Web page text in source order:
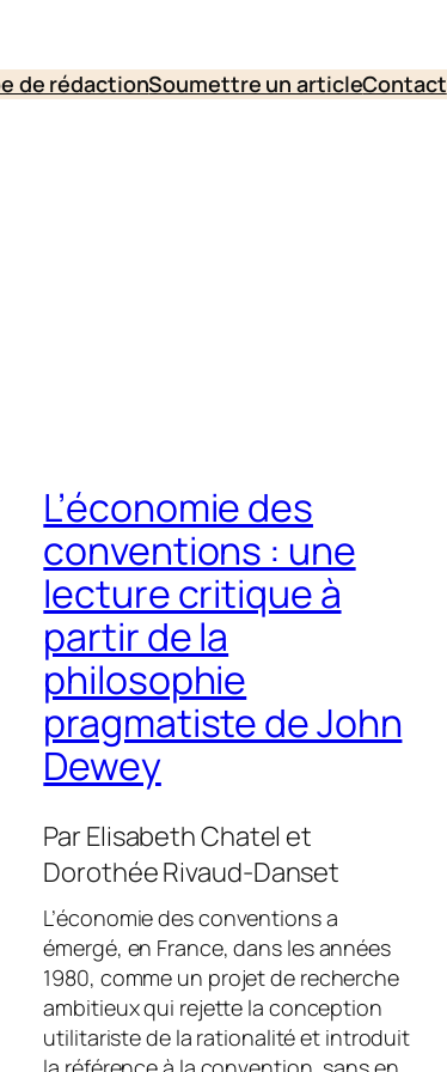
de rédactionSoumettre un articleContact
L’économie des
conventions : une
lecture critique à
partir de la
philosophie
pragmatiste de John
Dewey
Par Elisabeth Chatel et
Dorothée Rivaud-Danset
L’économie des conventions a
émergé, en France, dans les années
1980, comme un projet de recherche
ambitieux qui rejette la conception
utilitariste de la rationalité et introduit